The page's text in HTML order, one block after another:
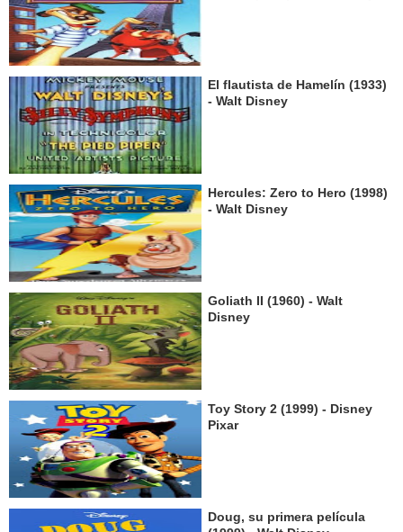
El flautista de Hamelín (1933)
- Walt Disney
Hercules: Zero to Hero (1998)
- Walt Disney
Goliath II (1960) - Walt
Disney
Toy Story 2 (1999) - Disney
Pixar
Doug, su primera película